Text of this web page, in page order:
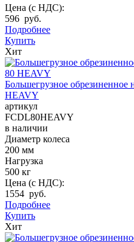
Цена (с НДС):
596 руб.
Подробнее
Купить
Хит
Большегрузное обрезиненное
HEAVY
артикул
FCDL80HEAVY
в наличии
Диаметр колеса
200 мм
Нагрузка
500 кг
Цена (с НДС):
1554 руб.
Подробнее
Купить
Хит